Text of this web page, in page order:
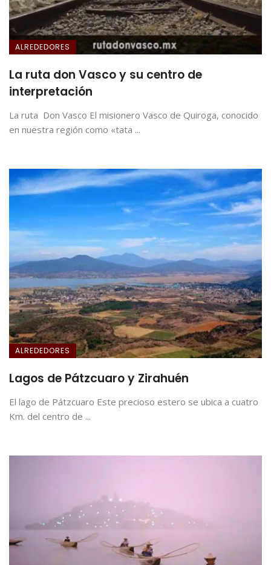
ALREDEDORES
La ruta don Vasco y su centro de
interpretación
La ruta Don Vasco El misionero Vasco de Quiroga, conocido
en nuestra región como «tata ...
ALREDEDORES
Lagos de Pátzcuaro y Zirahuén
El lago de Pátzcuaro Este precioso estero se ubica a cuatro
Km. del centro de ...